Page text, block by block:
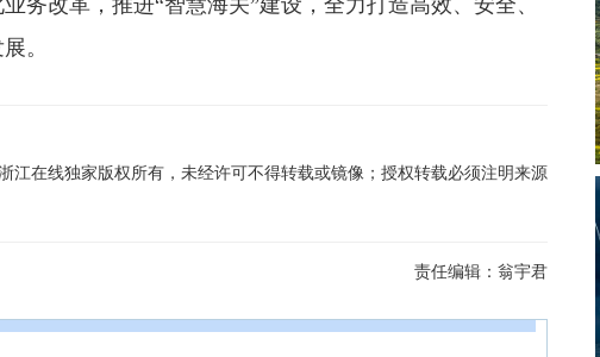
。
江在线独家版权所有，未经许可不得转载或镜像；授权转载必须注明来源
责任编辑： 翁宇君